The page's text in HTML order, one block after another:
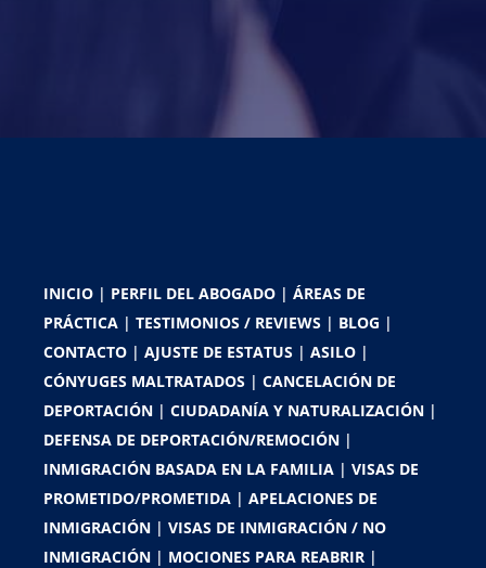
INICIO | PERFIL DEL ABOGADO | ÁREAS DE
PRÁCTICA | TESTIMONIOS / REVIEWS | BLOG |
CONTACTO | AJUSTE DE ESTATUS | ASILO |
CÓNYUGES MALTRATADOS | CANCELACIÓN DE
DEPORTACIÓN | CIUDADANÍA Y NATURALIZACIÓN |
DEFENSA DE DEPORTACIÓN/REMOCIÓN |
INMIGRACIÓN BASADA EN LA FAMILIA | VISAS DE
PROMETIDO/PROMETIDA | APELACIONES DE
INMIGRACIÓN | VISAS DE INMIGRACIÓN / NO
INMIGRACIÓN | MOCIONES PARA REABRIR |